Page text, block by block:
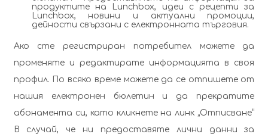
продуктите на Lunchbox, идеи с рецепти за
Lunchbox, новини и актуални промоции,
дейности свързани с електронната търговия.
Ако сте регистриран потребител можете да
променяте и редактирате информацията в своя
профил. По всяко време можете да се отпишете от
нашия електронен бюлетин и да прекратите
абонамента си, като кликнете на линк „Отписване“
В случай, че ни предоставяте лични данни за